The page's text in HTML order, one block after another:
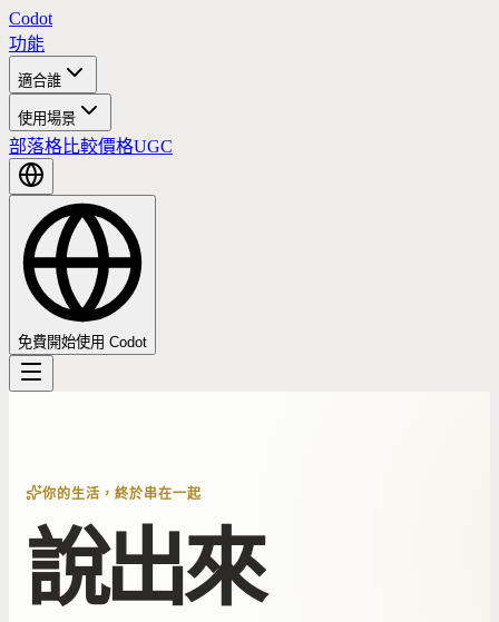
Codot
功能
適合誰
使用場景
部落格比較價格UGC
免費開始使用 Codot
你的生活，終於串在一起
說出來